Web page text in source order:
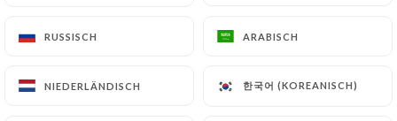
RUSSISCH ARABISCH
NIEDERLÄNDISCH 한국어 (KOREANISCH)
Le comptoir de Jean
RUSSISCH ARABISCH
NIEDERLÄNDISCH 한국어 (KOREANISCH)